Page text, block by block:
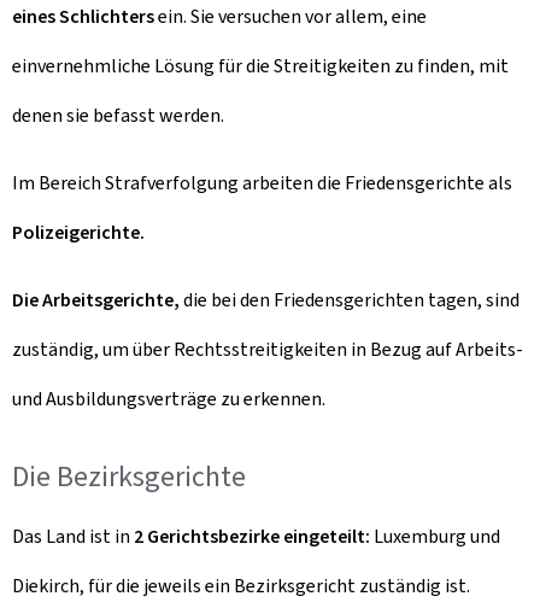
eines Schlichtersein. Sie versuchen vor allem, eine
einvernehmliche Lösung für die Streitigkeiten zu finden, mit
denen sie befasst werden.
Im Bereich Strafverfolgung arbeiten die Friedensgerichte als
Polizeigerichte.
Die Arbeitsgerichte,die bei den Friedensgerichten tagen, sind
zuständig, um über Rechtsstreitigkeiten in Bezug auf Arbeits-
und Ausbildungsverträge zu erkennen.
Die Bezirksgerichte
Das Land ist in 2 Gerichtsbezirke eingeteilt: Luxemburg und
Diekirch, für die jeweils ein Bezirksgericht zuständig ist.